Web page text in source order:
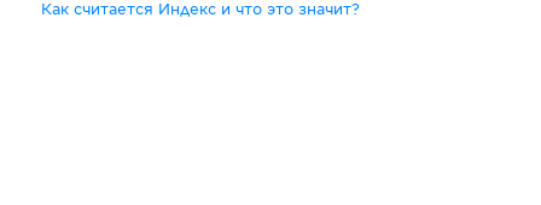
Как считается Индекс и что это значит?